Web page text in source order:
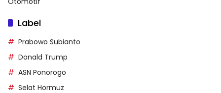
Label
Prabowo Subianto
Donald Trump
ASN Ponorogo
Selat Hormuz